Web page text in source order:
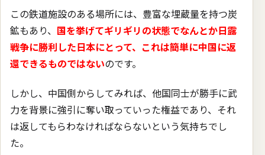
この鉄道施設のある場所には、豊富な埋蔵量を持つ炭
鉱もあり、 国を挙げてギリギリの状態でなんとか日露
戦争に勝利した日本にとって、これは簡単に中国に返
還できるものではないのです。
しかし、中国側からしてみれば、他国同士が勝手に武
力を背景に強引に奪い取っていった権益であり、それ
は返してもらわなければならないという気持ちでし
た。